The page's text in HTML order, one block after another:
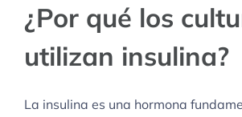
CONTACT
¿Por qué los
utilizan insulina?
La insulina es una hormona